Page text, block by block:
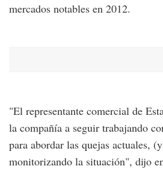
mercados notables en 2012.
"El representante comercial de
la compañía a seguir trabajando
para abordar las quejas actuales,
monitorizando la situación", dijo